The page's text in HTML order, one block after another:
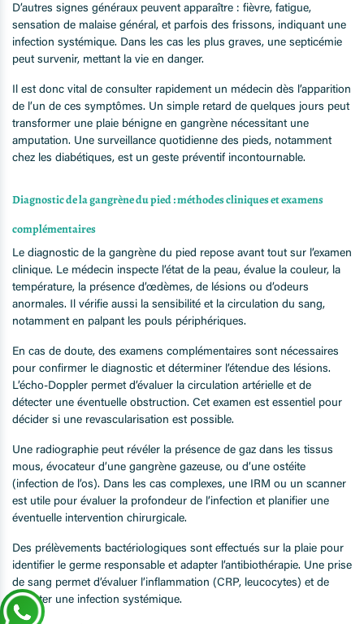
D’autres signes généraux peuvent apparaître : fièvre, fatigue,
sensation de malaise général, et parfois des frissons, indiquant une
infection systémique. Dans les cas les plus graves, une septicémie
peut survenir, mettant la vie en danger.
Il est donc vital de consulter rapidement un médecin dès l’apparition
de l’un de ces symptômes. Un simple retard de quelques jours peut
transformer une plaie bénigne en gangrène nécessitant une
amputation. Une surveillance quotidienne des pieds, notamment
chez les diabétiques, est un geste préventif incontournable.
Diagnostic de la gangrène du pied : méthodes cliniques et examens
complémentaires
Le diagnostic de la gangrène du pied repose avant tout sur l’examen
clinique. Le médecin inspecte l’état de la peau, évalue la couleur, la
température, la présence d’œdèmes, de lésions ou d’odeurs
anormales. Il vérifie aussi la sensibilité et la circulation du sang,
notamment en palpant les pouls périphériques.
En cas de doute, des examens complémentaires sont nécessaires
pour confirmer le diagnostic et déterminer l’étendue des lésions.
L’écho-Doppler permet d’évaluer la circulation artérielle et de
détecter une éventuelle obstruction. Cet examen est essentiel pour
décider si une revascularisation est possible.
Une radiographie peut révéler la présence de gaz dans les tissus
mous, évocateur d’une gangrène gazeuse, ou d’une ostéite
(infection de l’os). Dans les cas complexes, une IRM ou un scanner
est utile pour évaluer la profondeur de l’infection et planifier une
éventuelle intervention chirurgicale.
Des prélèvements bactériologiques sont effectués sur la plaie pour
identifier le germe responsable et adapter l’antibiothérapie. Une prise
de sang permet d’évaluer l’inflammation (CRP, leucocytes) et de
détecter une infection systémique.